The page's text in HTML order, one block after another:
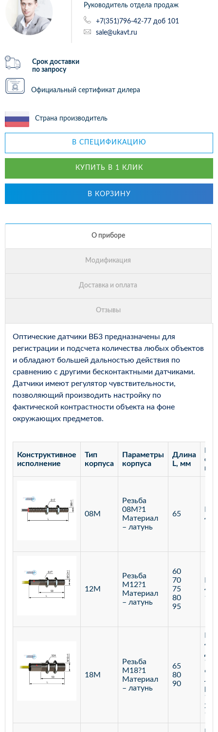
Руководитель отдела продаж
+7(351)796-42-77 доб 101
sale@ukavt.ru
Срок доставки
по запросу
Официальный сертификат дилера
Страна производитель
В СПЕЦИФИКАЦИЮ
КУПИТЬ В 1 КЛИК
В КОРЗИНУ
Оптические датчики ВБ3 предназначены для
регистрации и подсчета количества любых объектов
и обладают большей дальностью действия по
сравнению с другими бесконтактными датчиками.
Датчики имеют регулятор чувствительности,
позволяющий производить настройку по
фактической контрастности объекта на фоне
окружающих предметов.
Конструктивное
исполнение
Тип
корпуса
Параметры
корпуса
Длина
L, мм
мм
08М
Резьба
08М?1
Материал
– латунь
65
12М
Резьба
М12?1
Материал
– латунь
60
70
75
80
95
18М
Резьба
М18?1
Материал
– латунь
65
80
90